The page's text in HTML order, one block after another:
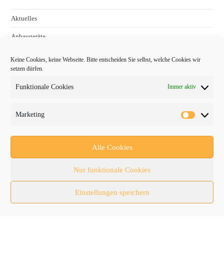
Keine Cookies, keine Webseite. Bitte entscheiden Sie selbst, welche Cookies wir
setzen dürfen.
Funktionale Cookies Immer aktiv
Marketing
Alle Cookies
Nur funktionale Cookies
Einstellungen speichern
Aktuelles
Anbaugeräte
Baumaschinen
Fachmessen
Nutzfahrzeuge
RATL 2025 | RecyclingAKTIV & TiefbauLIVE